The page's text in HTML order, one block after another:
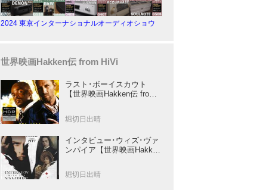
2024 東京インターナショナルオーディオショウ
世界映画Hakken伝 from HiVi
ラスト･ボーイスカウト
【世界映画Hakken伝 from
が放つ負け犬アクションの
堀切日出晴
インタビュー･ウィズ･ヴァ
ンパイア【世界映画Hakken
督吸血鬼ホラー
堀切日出晴